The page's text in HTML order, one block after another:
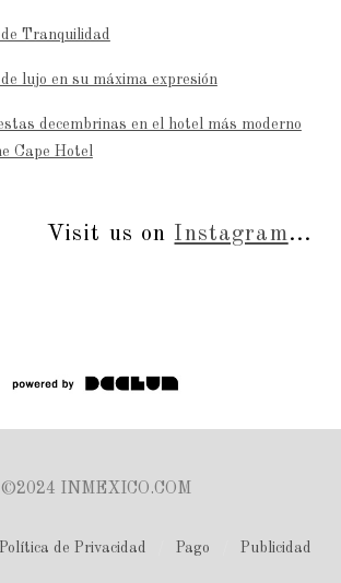
Tranquilidad
lujo en su máxima expresión
decembrinas en el hotel más moderno
Cape Hotel
Visit us on Instagram...
©2024 INMEXICO.COM
Política de Privacidad Pago Publicidad